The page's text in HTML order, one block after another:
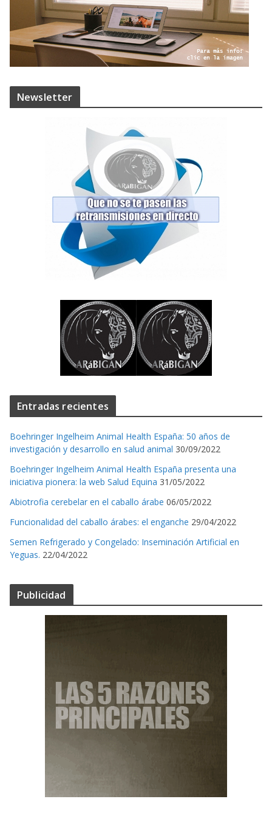
Newsletter
Entradas recientes
Boehringer Ingelheim Animal Health España: 50 años de
investigación y desarrollo en salud animal 30/09/2022
Boehringer Ingelheim Animal Health España presenta una
iniciativa pionera: la web Salud Equina 31/05/2022
Abiotrofia cerebelar en el caballo árabe 06/05/2022
Funcionalidad del caballo árabes: el enganche 29/04/2022
Semen Refrigerado y Congelado: Inseminación Artificial en
Yeguas. 22/04/2022
Publicidad